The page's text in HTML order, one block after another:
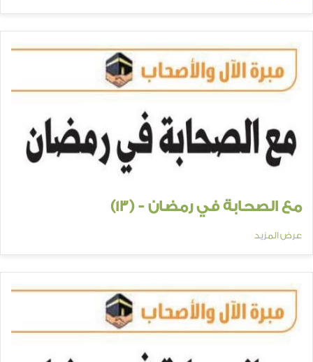
مع الصحابة في رمضان - (13)
عرض المزيد